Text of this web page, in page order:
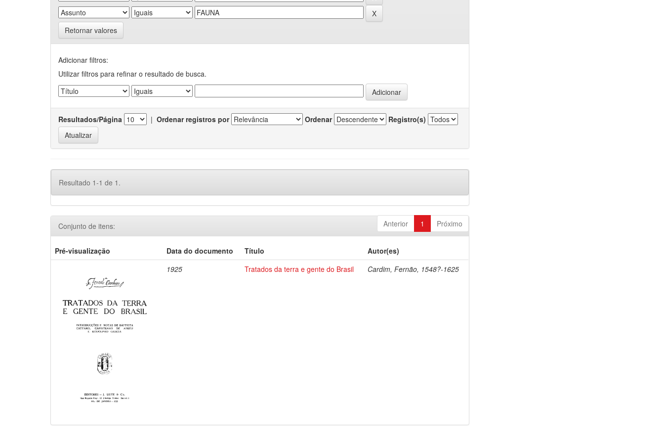
Retornar valores
Adicionar filtros:
Utilizar filtros para refinar o resultado de busca.
Resultados/Página | Ordenar registros por Ordenar Registro(s)
Resultado 1-1 de 1.
Anterior 1 Próximo
Conjunto de itens:
Pré-visualização Data do documento Título
Autor(es)
1925
Tratados da terra e gente do Brasil Cardim, Fernão, 1548?-1625